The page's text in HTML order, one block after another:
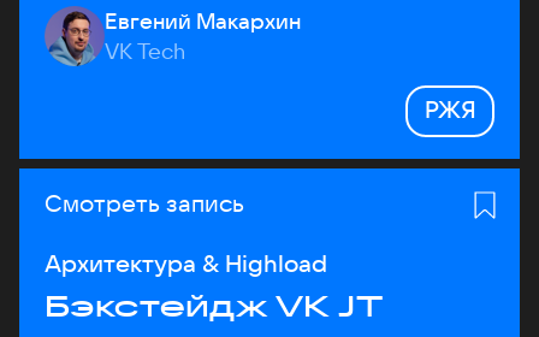
Евгений Макархин
VK Tech
РЖЯ
Смотреть запись
Архитектура & Highload
Бэкстейдж VK JT